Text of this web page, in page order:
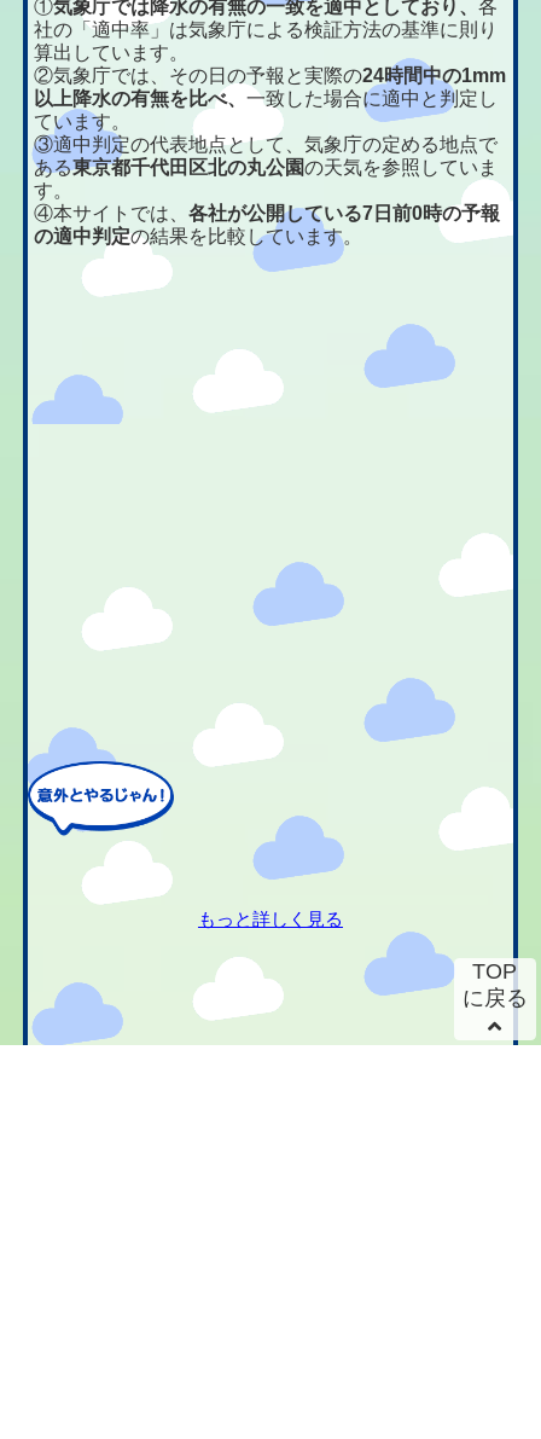
①気象庁では降水の有無の一致を適中としており、各
社の「適中率」は気象庁による検証方法の基準に則り
算出しています。
②気象庁では、その日の予報と実際の24時間中の1mm
以上降水の有無を比べ、一致した場合に適中と判定し
ています。
③適中判定の代表地点として、気象庁の定める地点で
ある東京都千代田区北の丸公園の天気を参照していま
す。
④本サイトでは、各社が公開している7日前0時の予報
の適中判定の結果を比較しています。
もっと詳しく見る
TOP
に戻る